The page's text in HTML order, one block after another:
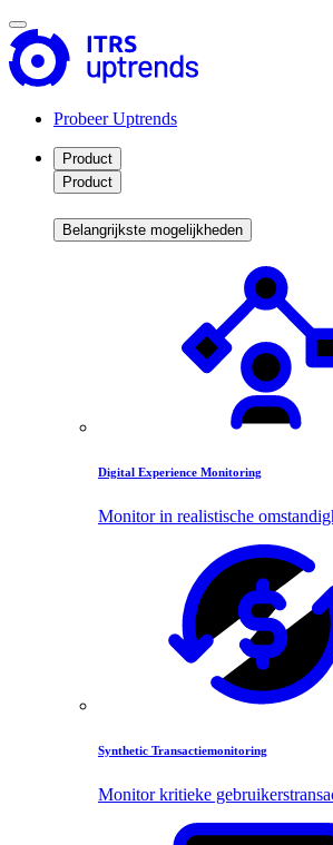
Probeer Uptrends
Product
Product
Belangrijkste mogelijkheden
Digital Experience Monitoring
Monitor in realistische
Synthetic Transactiemonitoring
Monitor kritieke